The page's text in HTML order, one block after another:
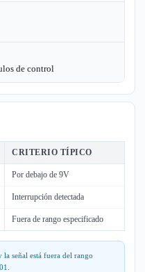
de control
CRITERIO TÍPICO
Por debajo de 9V
Interrupción detectada
Fuera de rango especificado
la señal está fuera del rango